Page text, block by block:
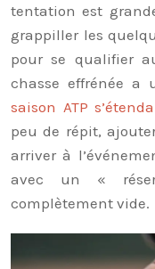
tentation est
grappiller les
pour se qualifier
chasse effrénée a
saison ATP
peu de répit,
arriver à
avec un «
complètement vide.